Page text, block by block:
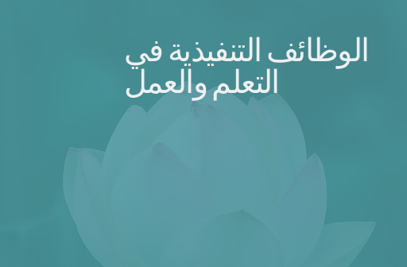
الوظائف التنفيذية في
التعلم والعمل